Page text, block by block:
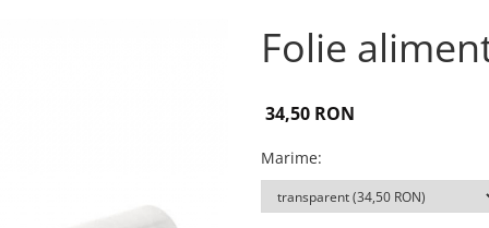
Folie
34,50 RON
Marime: